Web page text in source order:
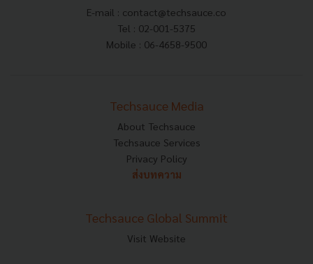
E-mail : contact@techsauce.co
Tel : 02-001-5375
Mobile : 06-4658-9500
Techsauce Media
About Techsauce
Techsauce Services
Privacy Policy
ส่งบทความ
Techsauce Global Summit
Visit Website